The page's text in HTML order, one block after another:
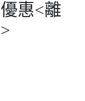
惠<離